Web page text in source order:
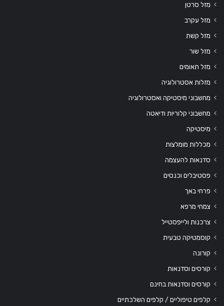
מזל סרטן
מזל עקרב
מזל קשת
מזל שור
מזל תאומים
מזלות אסטרולוגיה
מחשבוני מיסטיקה ואסטרולוגיה
מחשבוני קלוריות ודיאטה
מיסטיקה
מכללות מומלצות
סדנאות להעצמה
פסטיבלים וכנסים
פרחי באך
צמחי מרפא
צרכנות ולייפסטייל
קוסמטיקה טבעית
קורונה
קורסים וסדנאות
קורסים וסדנאות בחינם
קלפים טיפוליים / קלפים השלכתיים